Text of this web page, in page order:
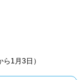
1月3日）